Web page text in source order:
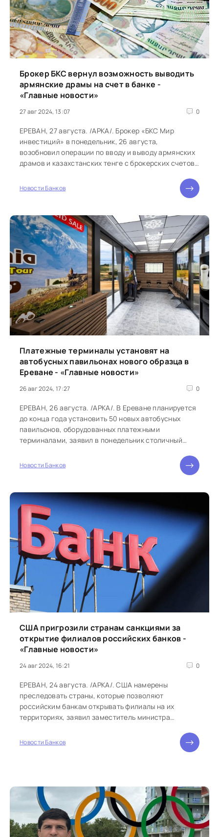
Брокер БКС вернул возможность выводить
армянские драмы на счет в банке -
«Главные новости»
27 авг 2024, 13:07 0
ЕРЕВАН, 27 августа. /АРКА/. Брокер «БКС Мир
инвестиций» в понедельник, 26 августа,
возобновил операции по вводу и выводу армянских
драмов и казахстанских тенге с брокерских счетов
Новости Банков
Платежные терминалы установят на
автобусных павильонах нового образца в
Ереване - «Главные новости»
26 авг 2024, 17:27 0
ЕРЕВАН, 26 августа. /АРКА/. В Ереване планируется
до конца года установить 50 новых автобусных
павильонов, оборудованных платежными
терминалами, заявил в понедельник столичный
модернизированных павильонов будет скоро
Новости Банков
США пригрозили странам санкциями за
открытие филиалов российских банков -
«Главные новости»
24 авг 2024, 16:21 0
ЕРЕВАН, 24 августа. /АРКА/. США намерены
преследовать страны, которые позволяют
российским банкам открывать филиалы на их
территориях, заявил заместитель министра
Новости Банков